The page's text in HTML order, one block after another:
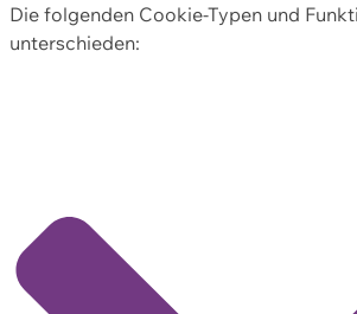
Die folgenden Cookie-Typen und
unterschieden: